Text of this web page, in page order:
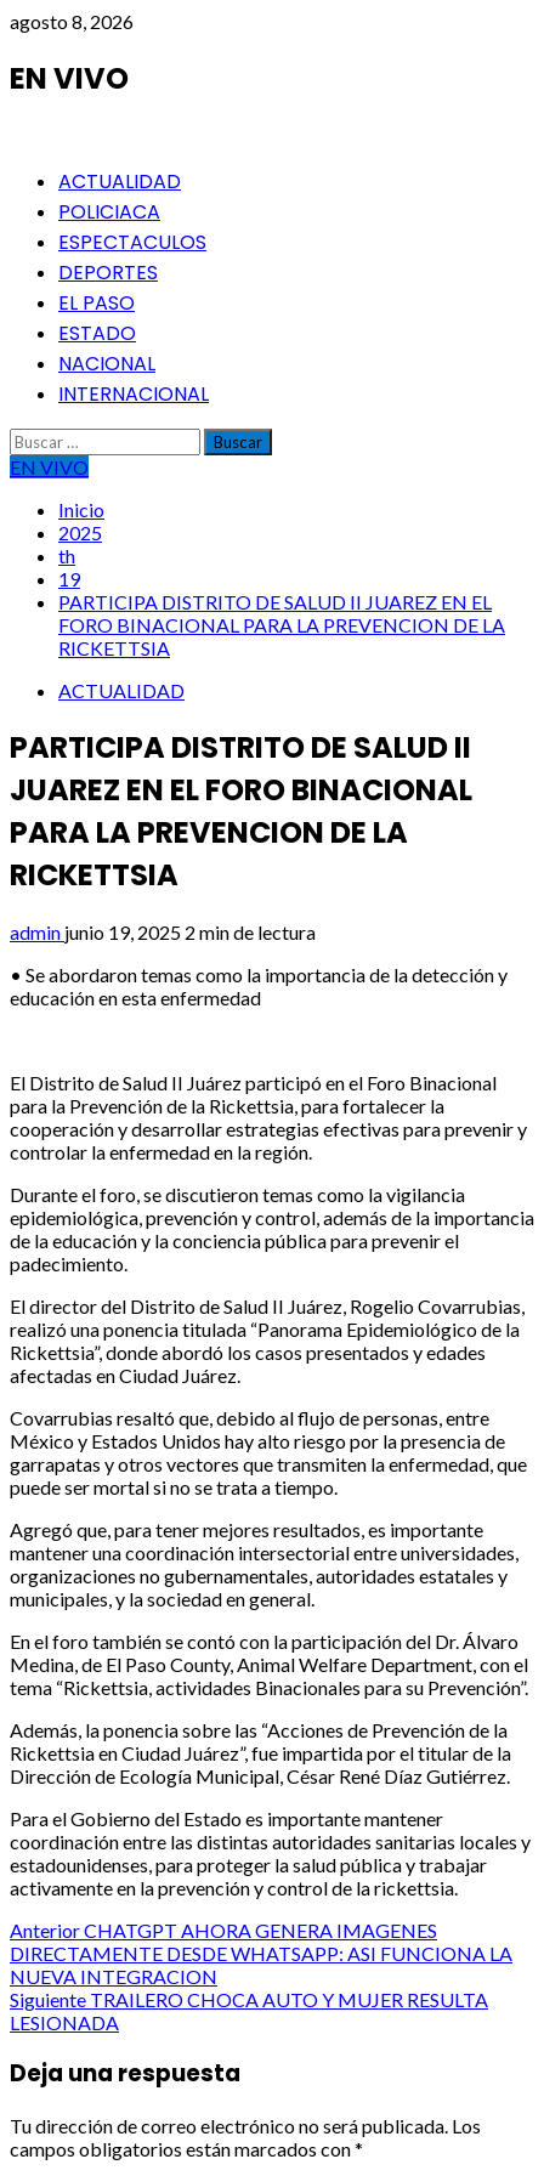
Saltar
contenido
agosto 8, 2026
EN VIVO
Menú
principal
ACTUALIDAD
POLICIACA
ESPECTACULOS
DEPORTES
EL PASO
ESTADO
NACIONAL
INTERNACIONAL
Buscar:
EN VIVO
Inicio
2025
th
19
PARTICIPA DISTRITO DE SALUD II JUAREZ EN EL
FORO BINACIONAL PARA LA PREVENCION DE LA
RICKETTSIA
ACTUALIDAD
PARTICIPA DISTRITO DE SALUD II
JUAREZ EN EL FORO BINACIONAL
PARA LA PREVENCION DE LA
RICKETTSIA
admin junio 19, 2025 2 min de lectura
• Se abordaron temas como la importancia de la detección y
educación en esta enfermedad
El Distrito de Salud II Juárez participó en el Foro Binacional
para la Prevención de la Rickettsia, para fortalecer la
cooperación y desarrollar estrategias efectivas para prevenir y
controlar la enfermedad en la región.
Durante el foro, se discutieron temas como la vigilancia
epidemiológica, prevención y control, además de la importancia
de la educación y la conciencia pública para prevenir el
padecimiento.
El director del Distrito de Salud II Juárez, Rogelio Covarrubias,
realizó una ponencia titulada “Panorama Epidemiológico de la
Rickettsia”, donde abordó los casos presentados y edades
afectadas en Ciudad Juárez.
Covarrubias resaltó que, debido al flujo de personas, entre
México y Estados Unidos hay alto riesgo por la presencia de
garrapatas y otros vectores que transmiten la enfermedad, que
puede ser mortal si no se trata a tiempo.
Agregó que, para tener mejores resultados, es importante
mantener una coordinación intersectorial entre universidades,
organizaciones no gubernamentales, autoridades estatales y
municipales, y la sociedad en general.
En el foro también se contó con la participación del Dr. Álvaro
Medina, de El Paso County, Animal Welfare Department, con el
tema “Rickettsia, actividades Binacionales para su Prevención”.
Además, la ponencia sobre las “Acciones de Prevención de la
Rickettsia en Ciudad Juárez”, fue impartida por el titular de la
Dirección de Ecología Municipal, César René Díaz Gutiérrez.
Para el Gobierno del Estado es importante mantener
coordinación entre las distintas autoridades sanitarias locales y
estadounidenses, para proteger la salud pública y trabajar
activamente en la prevención y control de la rickettsia.
Post
navigation
AnteriorCHATGPT AHORA GENERA IMAGENES
DIRECTAMENTE DESDE WHATSAPP: ASI FUNCIONA LA
NUEVA INTEGRACION
Siguiente TRAILERO CHOCA AUTO Y MUJER RESULTA
LESIONADA
Deja una respuesta
Tu dirección de correo electrónico no será publicada. Los
campos obligatorios están marcados con*